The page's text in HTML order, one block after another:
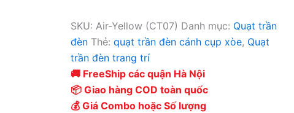
SKU: Air-Yellow (CT07) Danh mục: Quạt trần
đèn Thẻ: quạt trần đèn cánh cụp xòe, Quạt
trần đèn trang trí
🚚 FreeShip các quận Hà Nội
📦 Giao hàng COD toàn quốc
💰 Giá Combo hoặc Số lượng